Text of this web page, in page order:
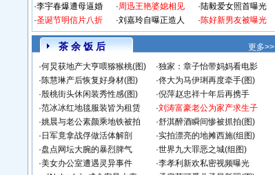
·李宇春爆遭母逼婚
·圣诞节明信片八折
·周迅王艳婆媳相见
·刘嘉玲自曝正造人
·陆毅爱女照首曝光
·陈好新男友被曝光
茶 余 饭 后
更多>>
·何炅获地产大亨喂猕猴桃(图) ·独家：章子怡带妈妈看电影
·陈慧琳产后恢复好身材(图) ·佟大为马伊琍再度牵手(图)
·殷桃街头休闲装秀性感(图) ·倪萍赵忠祥十年后再携手
·范冰冰红地毯服装皆为租赁 ·刘涛富豪老公为家产求生子
·姚晨与老公素颜乘地铁被拍 ·舒淇醉酒瞬间惨被抓拍(图)
· 日军竟拿战俘做活体解剖 ·实拍漂亮的地摊西施(组图)
·盘点网坛大腕的暴烈脾气 ·世界九大罪恶之城(组图)
·美女办公室遭遇灵异事件 ·李孝利新欢私密视频曝光